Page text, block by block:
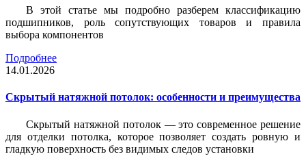
В этой статье мы подробно разберем классификацию
подшипников, роль сопутствующих товаров и правила
выбора компонентов
Подробнее
14.01.2026
Скрытый натяжной потолок: особенности и преимущества
Скрытый натяжной потолок — это современное решение
для отделки потолка, которое позволяет создать ровную и
гладкую поверхность без видимых следов установки